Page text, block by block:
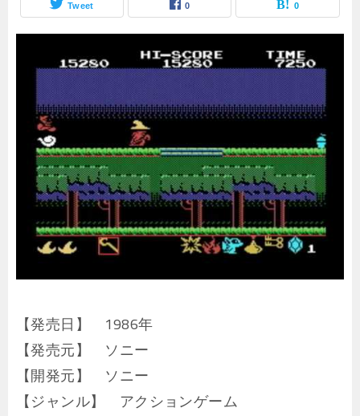
Tweet 0 0
【発売日】 1986年
【発売元】 ソニー
【開発元】 ソニー
【ジャンル】 アクションゲーム